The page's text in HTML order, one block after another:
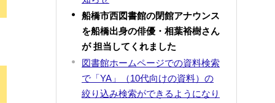
船橋市西図書館の閉館アナウンス
を船橋出身の俳優・相葉裕樹さん
が 担当してくれました
図書館ホームページでの資料検索
で「YA」（10代向けの資料）の
絞り込み検索ができるようになり